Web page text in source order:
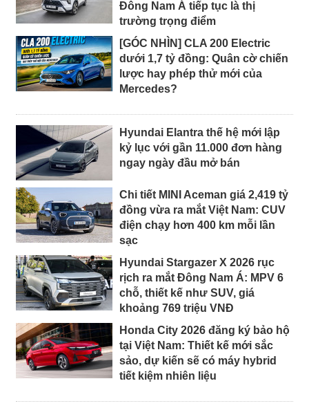
Đông Nam Á tiếp tục là thị
trường trọng điểm
[GÓC NHÌN] CLA 200 Electric
dưới 1,7 tỷ đồng: Quân cờ chiến
lược hay phép thử mới của
Mercedes?
Hyundai Elantra thế hệ mới lập
kỷ lục với gần 11.000 đơn hàng
ngay ngày đầu mở bán
Chi tiết MINI Aceman giá 2,419 tỷ
đồng vừa ra mắt Việt Nam: CUV
điện chạy hơn 400 km mỗi lần
sạc
Hyundai Stargazer X 2026 rục
rịch ra mắt Đông Nam Á: MPV 6
chỗ, thiết kế như SUV, giá
khoảng 769 triệu VNĐ
Honda City 2026 đăng ký bảo hộ
tại Việt Nam: Thiết kế mới sắc
sảo, dự kiến sẽ có máy hybrid
tiết kiệm nhiên liệu